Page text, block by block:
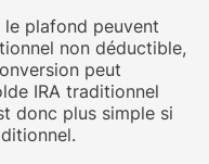
le plafond peuvent
non déductible,
peut
IRA traditionnel
donc plus simple si